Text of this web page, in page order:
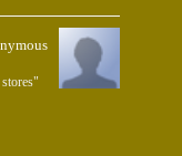
"I love this cartoons stores😎😎😎💫"